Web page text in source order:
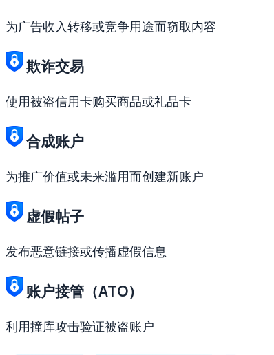
为广告收入转移或竞争用途而窃取内容
欺诈交易
使用被盗信用卡购买商品或礼品卡
合成账户
为推广价值或未来滥用而创建新账户
虚假帖子
发布恶意链接或传播虚假信息
账户接管（ATO）
利用撞库攻击验证被盗账户